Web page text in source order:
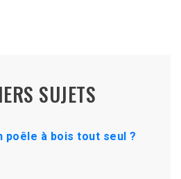
SUJETS
poêle à bois tout seul ?